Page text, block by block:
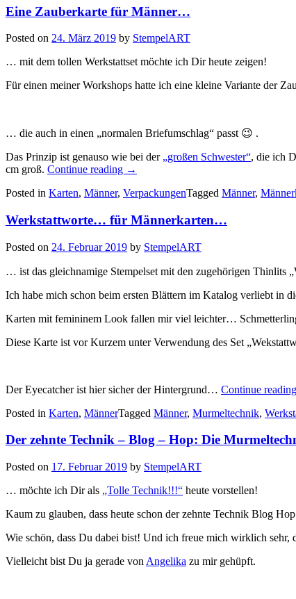
Eine Zauberkarte für Männer…
Posted on 24. März 2019 by StempelART
… mit dem tollen Werkstattset möchte ich Dir heute zeigen!
Für einen meiner Workshops hatte ich eine kleine Variante der
… die auch in einen „normalen Briefumschlag“ passt 😉 .
Das Prinzip ist genauso wie bei der „großen Schwester“, die ich
cm groß. Continue reading „Eine
für
→
Posted in Karten, Männer, VerpackungenTagged Männer,
Werkstattworte… für Männerkarten…
Posted on 24. Februar 2019 by StempelART
… ist das gleichnamige Stempelset mit den zugehörigen Thinlits
Ich habe mich schon beim ersten Blättern im Katalog verliebt in
Karten mit femininem Look fallen mir viel leichter…
Diese Karte ist vor Kurzem unter Verwendung des Set
Der Eyecatcher ist hier sicher der Hintergrund… Continue reading
Posted in Karten, MännerTagged Männer, Murmeltechnik,
Der zehnte Technik – Blog – Hop: Die
Posted on 17. Februar 2019 by StempelART
… möchte ich Dir als „Tolle Technik!!!“ heute vorstellen!
Kaum zu glauben, dass heute schon der zehnte Technik Blog
Wie schön, dass Du dabei bist! Und ich freue mich wirklich sehr,
Vielleicht bist Du ja gerade von Angelika zu mir gehüpft.